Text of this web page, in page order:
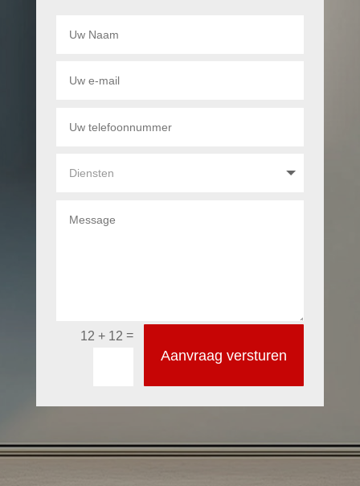
12 + 12 =
Aanvraag versturen